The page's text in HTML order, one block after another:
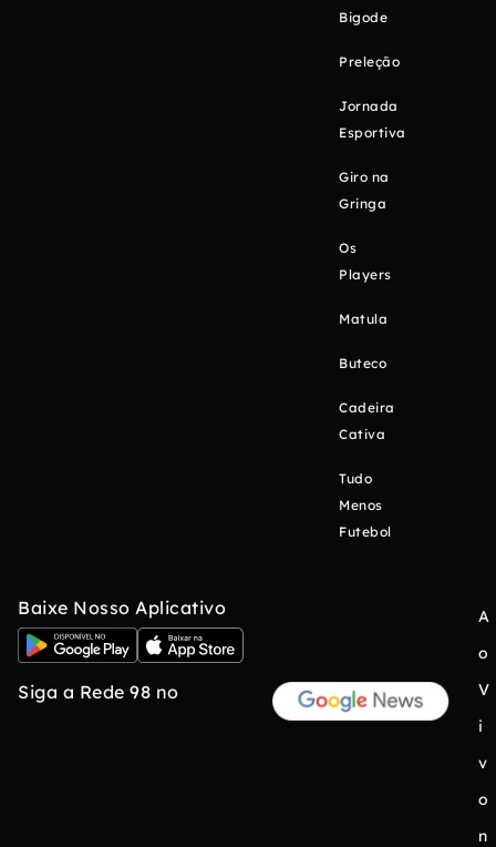
Bigode
Preleção
Jornada
Esportiva
Giro na
Gringa
Os
Players
Matula
Buteco
Cadeira
Cativa
Tudo
Menos
Futebol
Baixe Nosso Aplicativo
Siga a Rede 98 no
A
o
V
i
v
o
n